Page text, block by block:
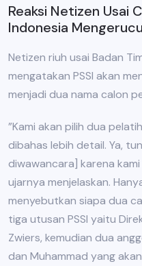
Reaksi Netizen Usai
Indonesia
Netizen riuh usai Badan
mengatakan PSSI akan
menjadi dua nama calon
”Kami akan pilih dua
dibahas lebih detail. Ya,
diwawancara] karena
ujarnya menjelaskan.
menyebutkan siapa dua
tiga utusan PSSI yaitu
Zwiers, kemudian dua
dan Muhammad yang